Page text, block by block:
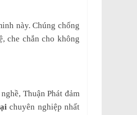
này. Chúng chống
che chắn cho không
Thuận Phát đảm
chuyên nghiệp nhất